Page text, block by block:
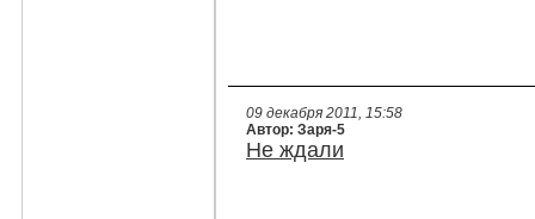
09 декабря 2011, 15:58
Автор: Заря-5
Не ждали